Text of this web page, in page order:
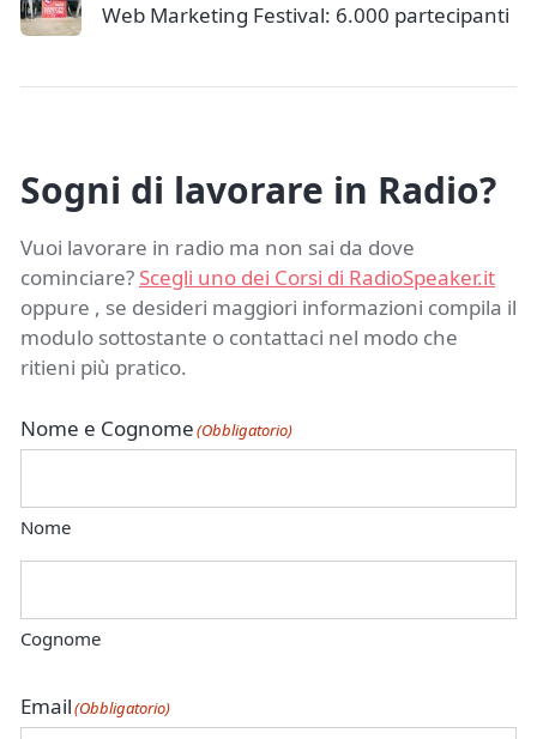
Web Marketing Festival: 6.000 partecipanti
Sogni di lavorare in Radio?
Vuoi lavorare in radio ma non sai da dove
cominciare? Scegli uno dei Corsi di RadioSpeaker.it
oppure , se desideri maggiori informazioni compila il
modulo sottostante o contattaci nel modo che
ritieni più pratico.
Nome e Cognome(Obbligatorio)
Nome
Cognome
Email(Obbligatorio)